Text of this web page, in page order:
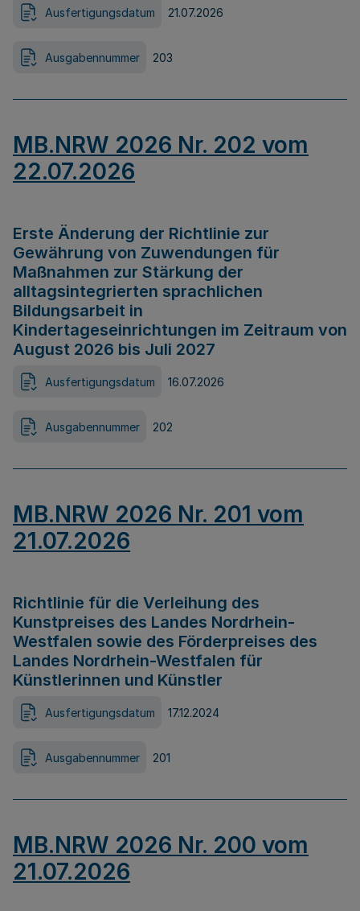
Ausfertigungsdatum 21.07.2026
Ausgabennummer 203
MB.NRW 2026 Nr. 202 vom
22.07.2026
Erste Änderung der Richtlinie zur
Gewährung von Zuwendungen für
Maßnahmen zur Stärkung der
alltagsintegrierten sprachlichen
Bildungsarbeit in
Kindertageseinrichtungen im Zeitraum von
August 2026 bis Juli 2027
Ausfertigungsdatum 16.07.2026
Ausgabennummer 202
MB.NRW 2026 Nr. 201 vom
21.07.2026
Richtlinie für die Verleihung des
Kunstpreises des Landes Nordrhein-
Westfalen sowie des Förderpreises des
Landes Nordrhein-Westfalen für
Künstlerinnen und Künstler
Ausfertigungsdatum 17.12.2024
Ausgabennummer 201
MB.NRW 2026 Nr. 200 vom
21.07.2026